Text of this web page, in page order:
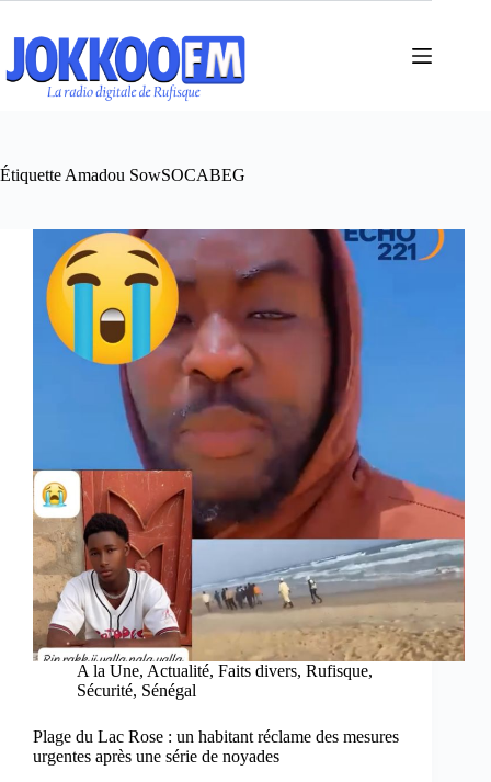
contenu
Étiquette Amadou SowSOCABEG
A la Une, Actualité, Faits divers, Rufisque,
Sécurité, Sénégal
Plage du Lac Rose : un habitant réclame des mesures
urgentes après une série de noyades